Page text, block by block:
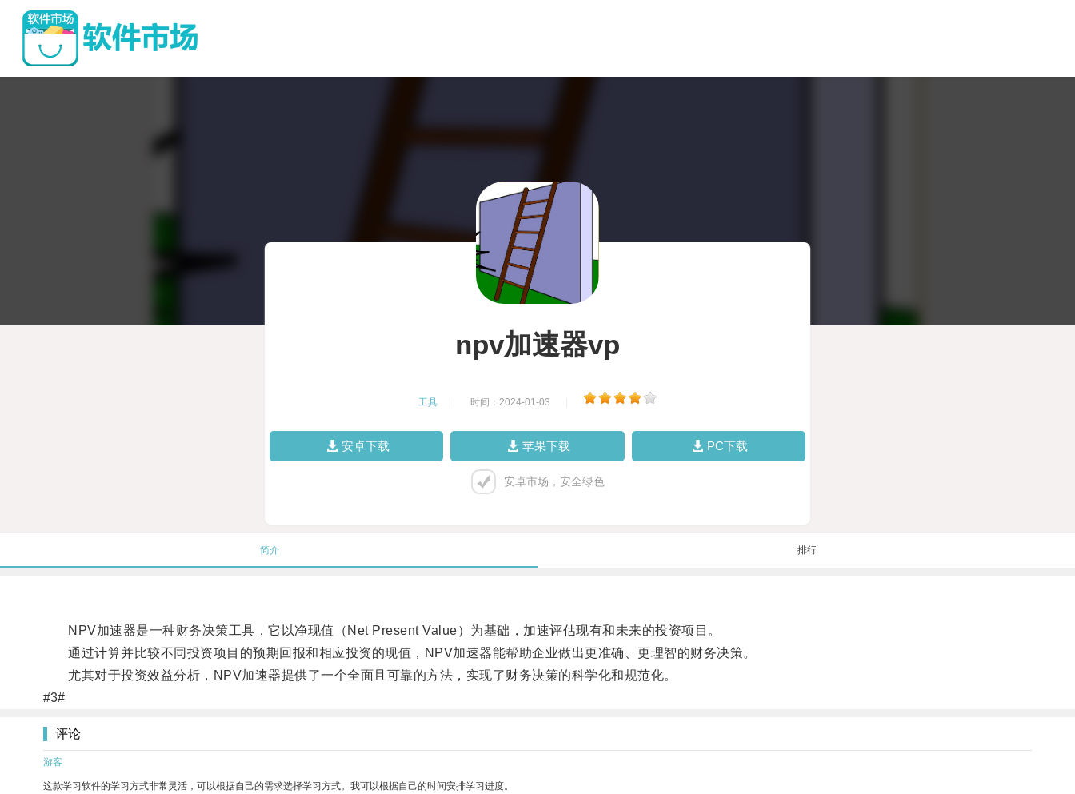
npv加速器vp
工具 时间：2024-01-03
安卓下载 苹果下载 PC下载
安卓市场，安全绿色
简介 排行
NPV加速器是一种财务决策工具，它以净现值（Net Present Value）为基础，加速评估现有和未来的投资项目。
通过计算并比较不同投资项目的预期回报和相应投资的现值，NPV加速器能帮助企业做出更准确、更理智的财务决策。
尤其对于投资效益分析，NPV加速器提供了一个全面且可靠的方法，实现了财务决策的科学化和规范化。
#3#
评论
游客
这款学习软件的学习方式非常灵活，可以根据自己的需求选择学习方式。我可以根据自己的时间安排学习进度。